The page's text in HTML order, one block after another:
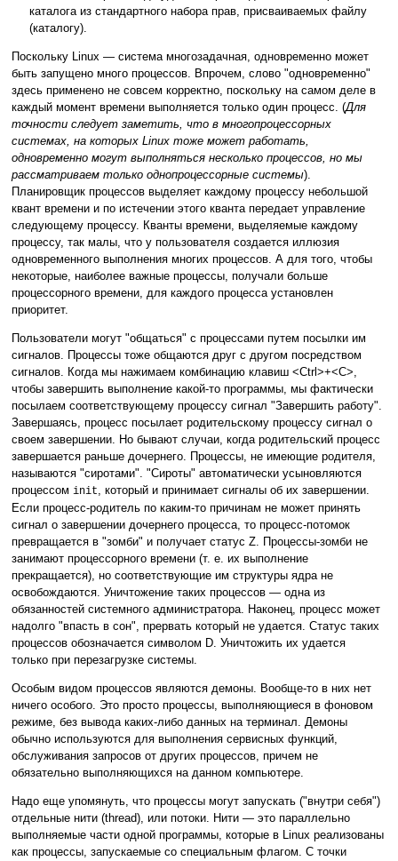
каталога из стандартного набора прав, присваиваемых файлу
(каталогу).
Поскольку Linux — система многозадачная, одновременно может
быть запущено много процессов. Впрочем, слово "одновременно"
здесь применено не совсем корректно, поскольку на самом деле в
каждый момент времени выполняется только один процесс. (Для
точности следует заметить, что в многопроцессорных
системах, на которых Linux тоже может работать,
одновременно могут выполняться несколько процессов, но мы
рассматриваем только однопроцессорные системы).
Планировщик процессов выделяет каждому процессу небольшой
квант времени и по истечении этого кванта передает управление
следующему процессу. Кванты времени, выделяемые каждому
процессу, так малы, что у пользователя создается иллюзия
одновременного выполнения многих процессов. А для того, чтобы
некоторые, наиболее важные процессы, получали больше
процессорного времени, для каждого процесса установлен
приоритет.
Пользователи могут "общаться" с процессами путем посылки им
сигналов. Процессы тоже общаются друг с другом посредством
сигналов. Когда мы нажимаем комбинацию клавиш <Ctrl>+<C>,
чтобы завершить выполнение какой-то программы, мы фактически
посылаем соответствующему процессу сигнал "Завершить работу".
Завершаясь, процесс посылает родительскому процессу сигнал о
своем завершении. Но бывают случаи, когда родительский процесс
завершается раньше дочернего. Процессы, не имеющие родителя,
называются "сиротами". "Сироты" автоматически усыновляются
процессом init, который и принимает сигналы об их завершении.
Если процесс-родитель по каким-то причинам не может принять
сигнал о завершении дочернего процесса, то процесс-потомок
превращается в "зомби" и получает статус Z. Процессы-зомби не
занимают процессорного времени (т. е. их выполнение
прекращается), но соответствующие им структуры ядра не
освобождаются. Уничтожение таких процессов — одна из
обязанностей системного администратора. Наконец, процесс может
надолго "впасть в сон", прервать который не удается. Статус таких
процессов обозначается символом D. Уничтожить их удается
только при перезагрузке системы.
Особым видом процессов являются демоны. Вообще-то в них нет
ничего особого. Это просто процессы, выполняющиеся в фоновом
режиме, без вывода каких-либо данных на терминал. Демоны
обычно используются для выполнения сервисных функций,
обслуживания запросов от других процессов, причем не
обязательно выполняющихся на данном компьютере.
Надо еще упомянуть, что процессы могут запускать ("внутри себя")
отдельные нити (thread), или потоки. Нити — это параллельно
выполняемые части одной программы, которые в Linux реализованы
как процессы, запускаемые со специальным флагом. С точки